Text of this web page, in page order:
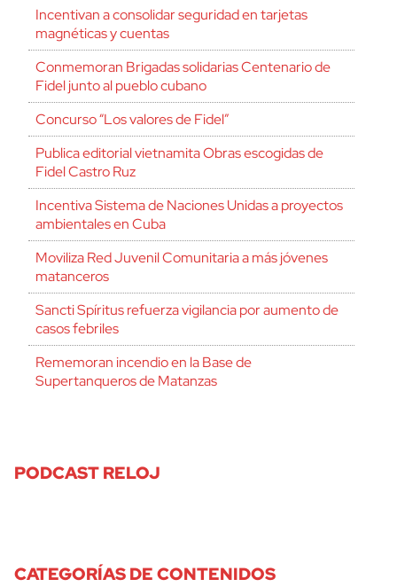
Incentivan a consolidar seguridad en tarjetas
magnéticas y cuentas
Conmemoran Brigadas solidarias Centenario de
Fidel junto al pueblo cubano
Concurso “Los valores de Fidel”
Publica editorial vietnamita Obras escogidas de
Fidel Castro Ruz
Incentiva Sistema de Naciones Unidas a proyectos
ambientales en Cuba
Moviliza Red Juvenil Comunitaria a más jóvenes
matanceros
Sancti Spíritus refuerza vigilancia por aumento de
casos febriles
Rememoran incendio en la Base de
Supertanqueros de Matanzas
PODCAST RELOJ
CATEGORÍAS DE CONTENIDOS